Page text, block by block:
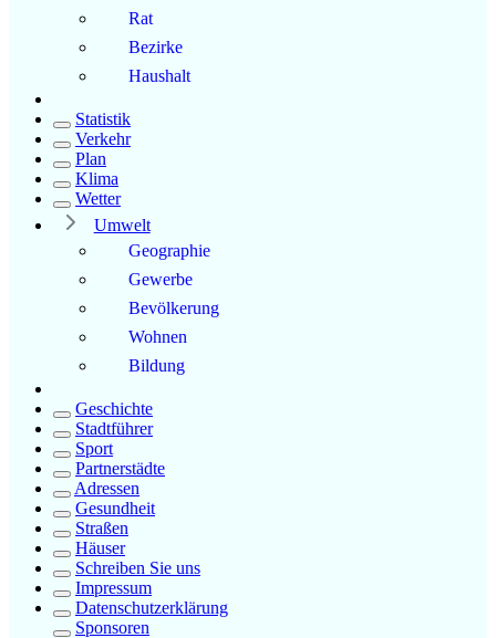
Rat
Bezirke
Haushalt
Statistik
Verkehr
Plan
Klima
Wetter
Umwelt
Geographie
Gewerbe
Bevölkerung
Wohnen
Bildung
Geschichte
Stadtführer
Sport
Partnerstädte
Adressen
Gesundheit
Straßen
Häuser
Schreiben Sie uns
Impressum
Datenschutzerklärung
Sponsoren